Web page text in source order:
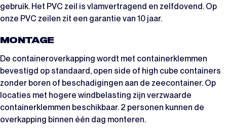
gebruik. Het PVC zeil is vlamvertragend en zelfdovend. Op
onze PVC zeilen zit een garantie van 10 jaar.
MONTAGE
De containeroverkapping wordt met containerklemmen
bevestigd op standaard, open side of high cube containers
zonder boren of beschadigingen aan de zeecontainer. Op
locaties met hogere windbelasting zijn verzwaarde
containerklemmen beschikbaar. 2 personen kunnen de
overkapping binnen één dag monteren.